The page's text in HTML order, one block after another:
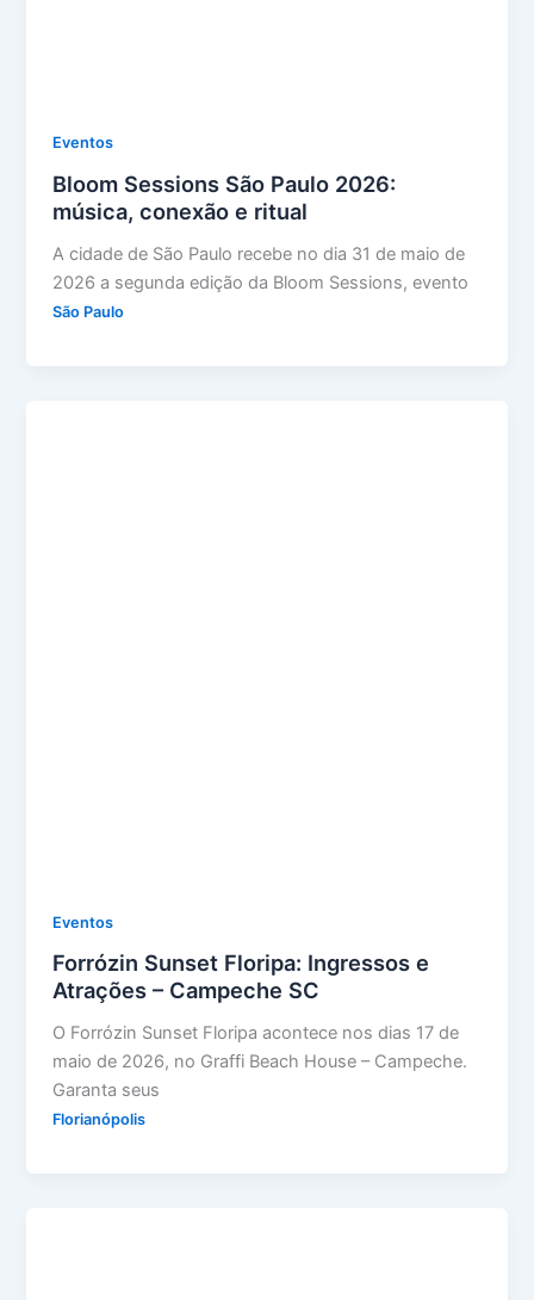
Eventos
Bloom Sessions São Paulo 2026:
música, conexão e ritual
A cidade de São Paulo recebe no dia 31 de maio de
2026 a segunda edição da Bloom Sessions, evento
São Paulo
Eventos
Forrózin Sunset Floripa: Ingressos e
Atrações – Campeche SC
O Forrózin Sunset Floripa acontece nos dias 17 de
maio de 2026, no Graffi Beach House – Campeche.
Garanta seus
Florianópolis